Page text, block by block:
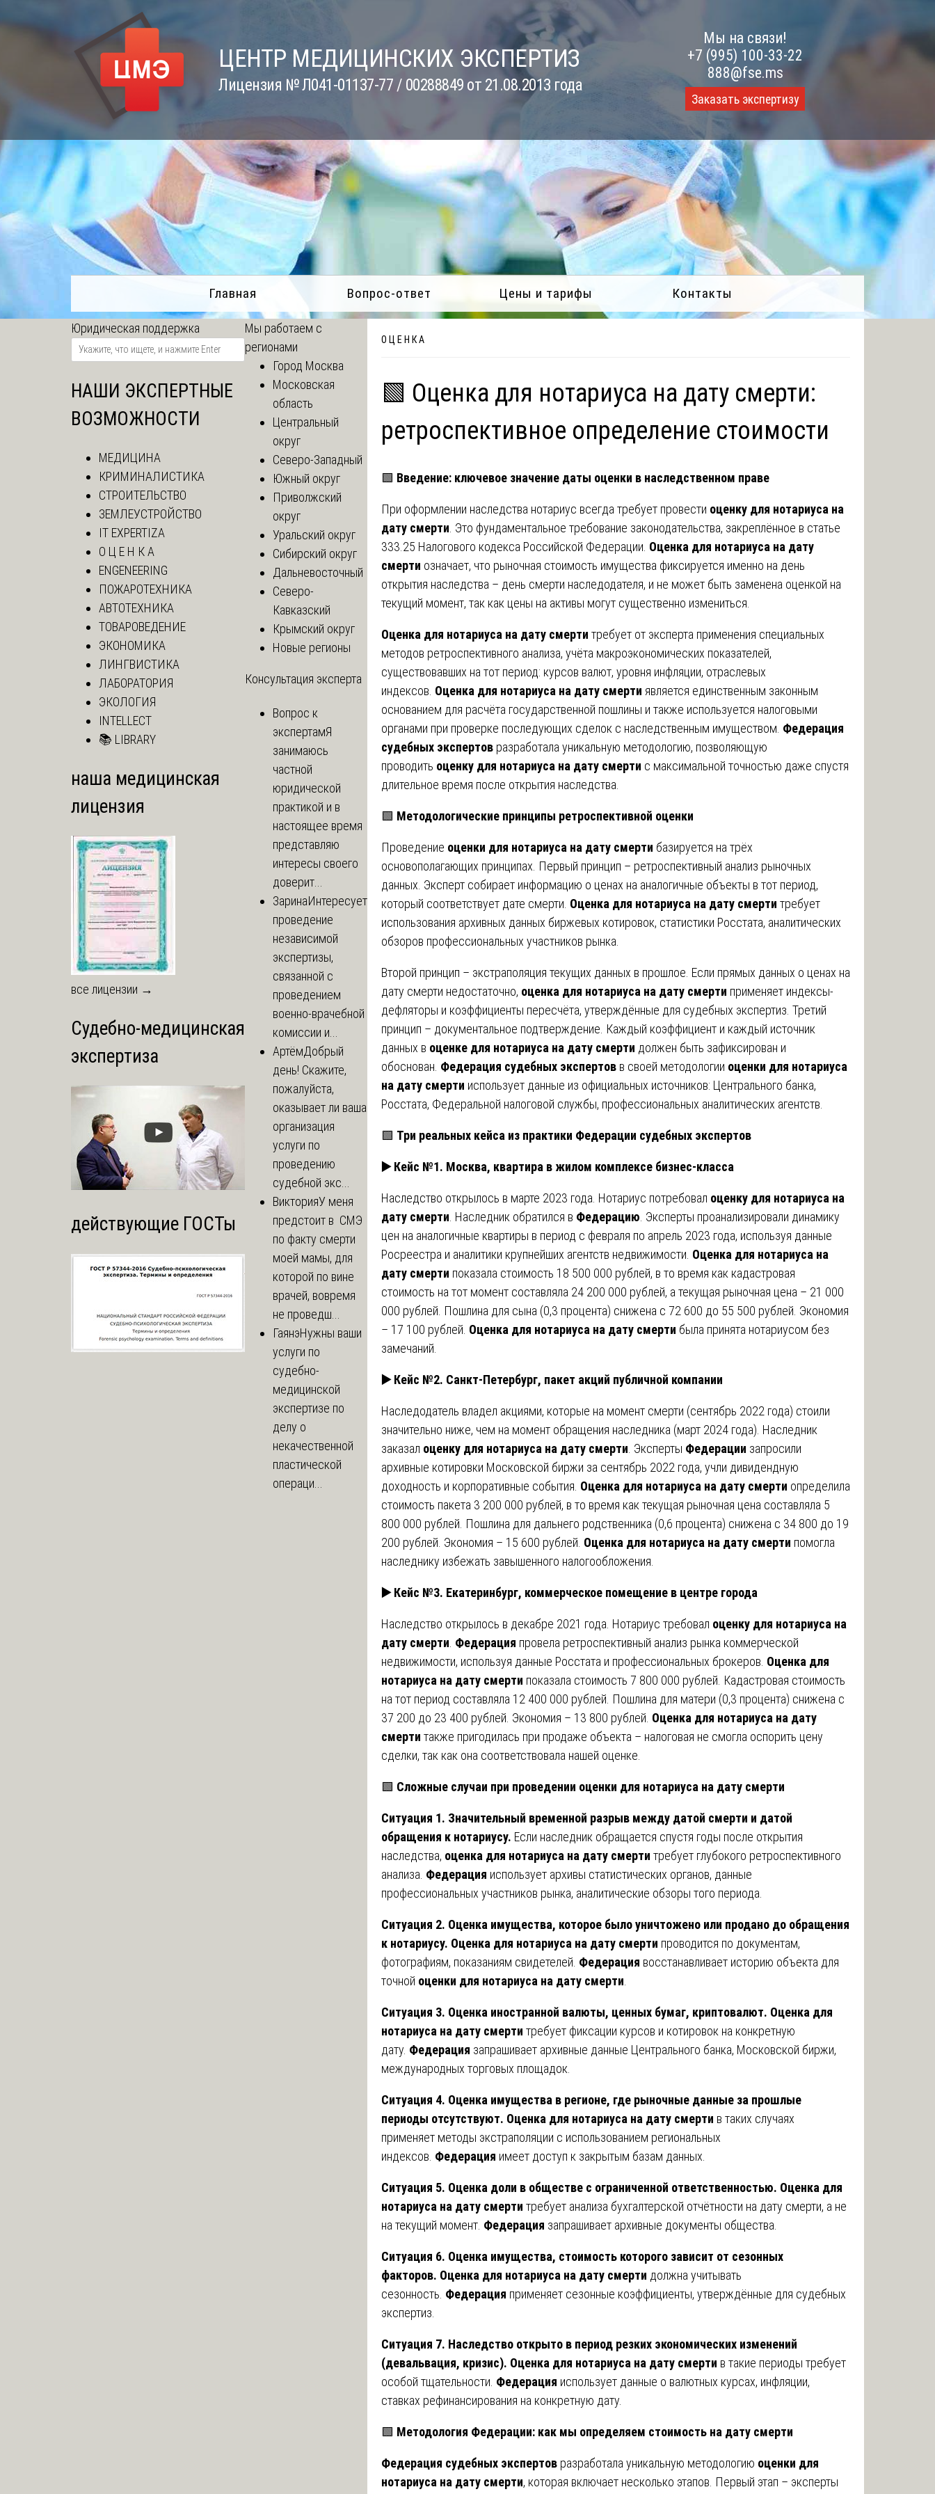
ЦЕНТР МЕДИЦИНСКИХ ЭКСПЕРТИЗ
Лицензия № Л041-01137-77 / 00288849 от 21.08.2013 года
Мы на связи!
+7 (995) 100-33-22
888@fse.ms
Заказать экспертизу
Главная Вопрос-ответ Цены и тарифы Контакты
О Ц Е Н К А
🟩 Оценка для нотариуса на дату смерти:
ретроспективное определение стоимости
🟩 Введение: ключевое значение даты оценки в наследственном праве
При оформлении наследства нотариус всегда требует провести оценку для нотариуса на
дату смерти . Это фундаментальное требование законодательства, закреплённое в статье
333.25 Налогового кодекса Российской Федерации. Оценка для нотариуса на дату
смерти означает, что рыночная стоимость имущества фиксируется именно на день
открытия наследства – день смерти наследодателя, и не может быть заменена оценкой на
текущий момент, так как цены на активы могут существенно измениться.
Оценка для нотариуса на дату смерти требует от эксперта применения специальных
методов ретроспективного анализа, учёта макроэкономических показателей,
существовавших на тот период: курсов валют, уровня инфляции, отраслевых
индексов. Оценка для нотариуса на дату смерти является единственным законным
основанием для расчёта государственной пошлины и также используется налоговыми
органами при проверке последующих сделок с наследственным имуществом. Федерация
судебных экспертов разработала уникальную методологию, позволяющую
проводить оценку для нотариуса на дату смерти с максимальной точностью даже спустя
длительное время после открытия наследства.
🟩 Методологические принципы ретроспективной оценки
Проведение оценки для нотариуса на дату смерти базируется на трёх
основополагающих принципах. Первый принцип – ретроспективный анализ рыночных
данных. Эксперт собирает информацию о ценах на аналогичные объекты в тот период,
который соответствует дате смерти. Оценка для нотариуса на дату смерти требует
использования архивных данных биржевых котировок, статистики Росстата, аналитических
обзоров профессиональных участников рынка.
Второй принцип – экстраполяция текущих данных в прошлое. Если прямых данных о ценах на
дату смерти недостаточно, оценка для нотариуса на дату смерти применяет индексы-
дефляторы и коэффициенты пересчёта, утверждённые для судебных экспертиз. Третий
принцип – документальное подтверждение. Каждый коэффициент и каждый источник
данных в оценке для нотариуса на дату смерти должен быть зафиксирован и
обоснован. Федерация судебных экспертов в своей методологии оценки для нотариуса
на дату смерти использует данные из официальных источников: Центрального банка,
Росстата, Федеральной налоговой службы, профессиональных аналитических агентств.
🟩 Три реальных кейса из практики Федерации судебных экспертов
▶️ Кейс №1. Москва, квартира в жилом комплексе бизнес-класса
Наследство открылось в марте 2023 года. Нотариус потребовал оценку для нотариуса на
дату смерти . Наследник обратился в Федерацию . Эксперты проанализировали динамику
цен на аналогичные квартиры в период с февраля по апрель 2023 года, используя данные
Росреестра и аналитики крупнейших агентств недвижимости. Оценка для нотариуса на
дату смерти показала стоимость 18 500 000 рублей, в то время как кадастровая
стоимость на тот момент составляла 24 200 000 рублей, а текущая рыночная цена – 21 000
000 рублей. Пошлина для сына (0,3 процента) снижена с 72 600 до 55 500 рублей. Экономия
– 17 100 рублей. Оценка для нотариуса на дату смерти была принята нотариусом без
замечаний.
▶️ Кейс №2. Санкт-Петербург, пакет акций публичной компании
Наследодатель владел акциями, которые на момент смерти (сентябрь 2022 года) стоили
значительно ниже, чем на момент обращения наследника (март 2024 года). Наследник
заказал оценку для нотариуса на дату смерти . Эксперты Федерации запросили
архивные котировки Московской биржи за сентябрь 2022 года, учли дивидендную
доходность и корпоративные события. Оценка для нотариуса на дату смерти определила
стоимость пакета 3 200 000 рублей, в то время как текущая рыночная цена составляла 5
800 000 рублей. Пошлина для дальнего родственника (0,6 процента) снижена с 34 800 до 19
200 рублей. Экономия – 15 600 рублей. Оценка для нотариуса на дату смерти помогла
наследнику избежать завышенного налогообложения.
▶️ Кейс №3. Екатеринбург, коммерческое помещение в центре города
Наследство открылось в декабре 2021 года. Нотариус требовал оценку для нотариуса на
дату смерти Федерация провела ретроспективный анализ рынка коммерческой
недвижимости, используя данные Росстата и профессиональных брокеров. Оценка для
нотариуса на дату смерти показала стоимость 7 800 000 рублей. Кадастровая стоимость
на тот период составляла 12 400 000 рублей. Пошлина для матери (0,3 процента) снижена с
37 200 до 23 400 рублей. Экономия – 13 800 рублей. Оценка для нотариуса на дату
смерти также пригодилась при продаже объекта – налоговая не смогла оспорить цену
сделки, так как она соответствовала нашей оценке.
🟩 Сложные случаи при проведении оценки для нотариуса на дату смерти
Ситуация 1. Значительный временной разрыв между датой смерти и датой
обращения к нотариусу. Если наследник обращается спустя годы после открытия
наследства, оценка для нотариуса на дату смерти требует глубокого ретроспективного
анализа. Федерация использует архивы статистических органов, данные
профессиональных участников рынка, аналитические обзоры того периода.
Ситуация 2. Оценка имущества, которое было уничтожено или продано до обращения
к нотариусу. Оценка для нотариуса на дату смерти проводится по документам,
фотографиям, показаниям свидетелей. Федерация восстанавливает историю объекта для
точной оценки для нотариуса на дату смерти
Ситуация 3. Оценка иностранной валюты, ценных бумаг, криптовалют. Оценка для
нотариуса на дату смерти требует фиксации курсов и котировок на конкретную
дату. Федерация запрашивает архивные данные Центрального банка, Московской биржи,
международных торговых площадок.
Ситуация 4. Оценка имущества в регионе, где рыночные данные за прошлые
периоды отсутствуют. Оценка для нотариуса на дату смерти в таких случаях
применяет методы экстраполяции с использованием региональных
индексов. Федерация имеет доступ к закрытым базам данных.
Ситуация 5. Оценка доли в обществе с ограниченной ответственностью. Оценка для
нотариуса на дату смерти требует анализа бухгалтерской отчётности на дату смерти, а не
на текущий момент. Федерация запрашивает архивные документы общества.
Ситуация 6. Оценка имущества, стоимость которого зависит от сезонных
факторов. Оценка для нотариуса на дату смерти должна учитывать
сезонность. Федерация применяет сезонные коэффициенты, утверждённые для судебных
экспертиз.
Ситуация 7. Наследство открыто в период резких экономических изменений
(девальвация, кризис). Оценка для нотариуса на дату смерти в такие периоды требует
особой тщательности. Федерация использует данные о валютных курсах, инфляции,
ставках рефинансирования на конкретную дату.
🟩 Методология Федерации: как мы определяем стоимость на дату смерти
Федерация судебных экспертов разработала уникальную методологию оценки для
нотариуса на дату смерти, которая включает несколько этапов. Первый этап – эксперты
Юридическая поддержка
НАШИ ЭКСПЕРТНЫЕ
ВОЗМОЖНОСТИ
МЕДИЦИНА
КРИМИНАЛИСТИКА
СТРОИТЕЛЬСТВО
ЗЕМЛЕУСТРОЙСТВО
IT EXPERTIZA
О Ц Е Н К А
ENGENEERING
ПОЖАРОТЕХНИКА
АВТОТЕХНИКА
ТОВАРОВЕДЕНИЕ
ЭКОНОМИКА
ЛИНГВИСТИКА
ЛАБОРАТОРИЯ
ЭКОЛОГИЯ
INTELLECT
📚 LIBRARY
наша медицинская
лицензия
все лицензии →
Судебно-медицинская
экспертиза
действующие ГОСТы
Мы работаем с
регионами
Город Москва
Московская
область
Центральный
округ
Северо-Западный
Южный округ
Приволжский
округ
Уральский округ
Сибирский округ
Дальневосточный
Северо-
Кавказский
Крымский округ
Новые регионы
Консультация эксперта
Вопрос к
экспертамЯ
занимаюсь
частной
юридической
практикой и в
настоящее время
представляю
интересы своего
доверит...
ЗаринаИнтересует
проведение
независимой
экспертизы,
связанной с
проведением
военно-врачебной
комиссии и...
АртёмДобрый
день! Скажите,
пожалуйста,
оказывает ли ваша
организация
услуги по
проведению
судебной экс...
ВикторияУ меня
предстоит в СМЭ
по факту смерти
моей мамы, для
которой по вине
врачей, вовремя
не проведш...
ГаянэНужны ваши
услуги по
судебно-
медицинской
экспертизе по
делу о
некачественной
пластической
операци...